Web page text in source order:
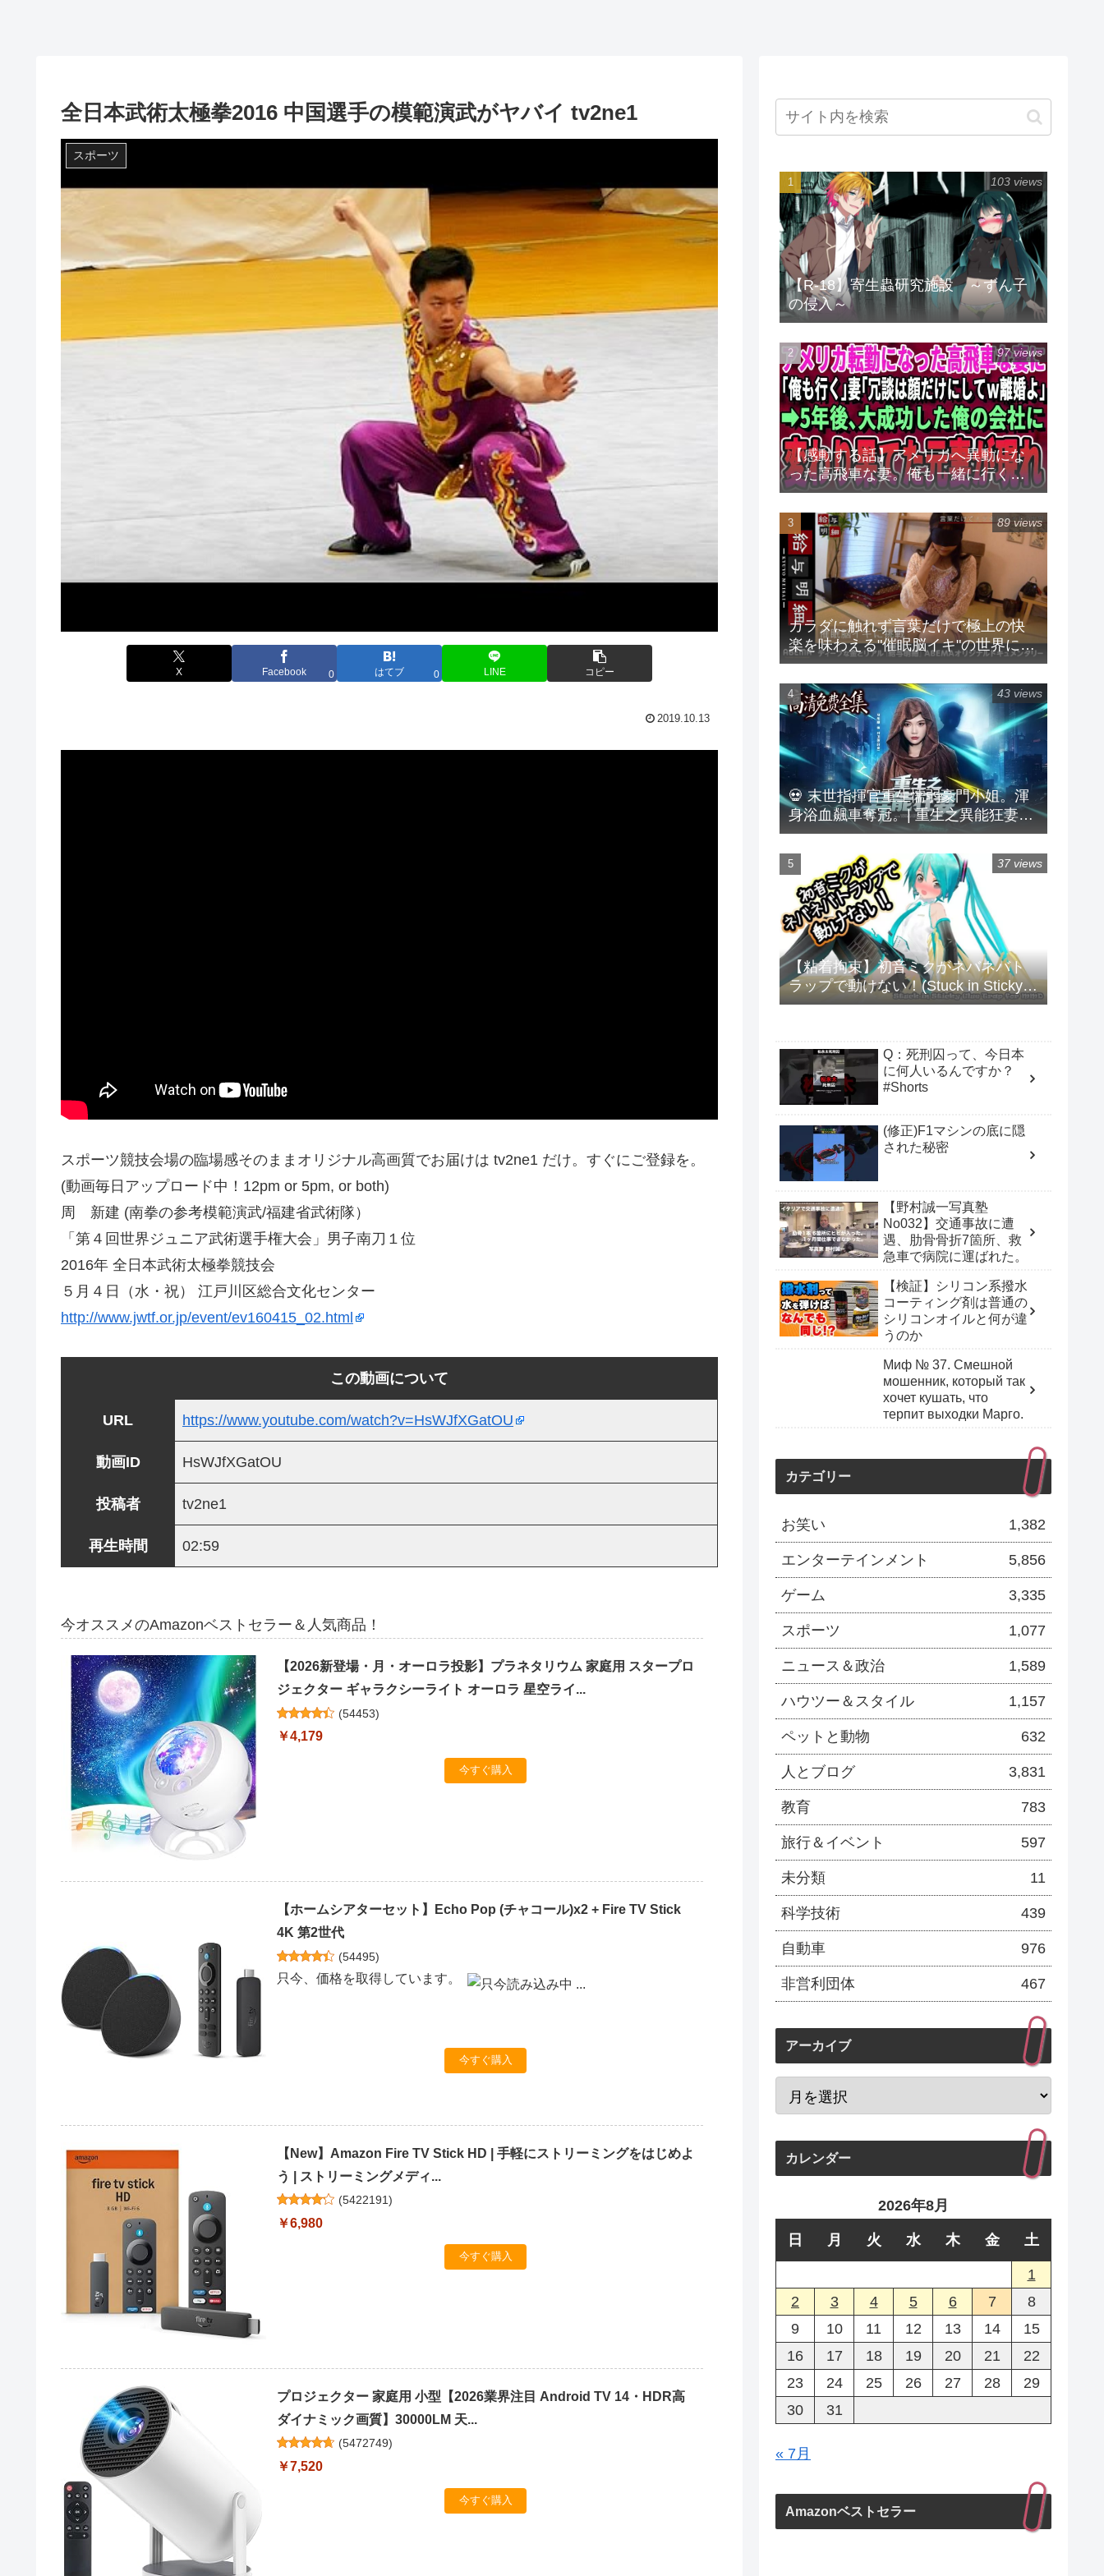
全日本武術太極拳2016 中国選手の模範演武がヤバイ tv2ne1
スポーツ
X Facebook 0 はてブ 0 LINE コピー
2019.10.13
スポーツ競技会場の臨場感そのままオリジナル高画質でお届けは tv2ne1 だけ。すぐにご登録を。
(動画毎日アップロード中！12pm or 5pm, or both)
周 新建 (南拳の参考模範演武/福建省武術隊）
「第４回世界ジュニア武術選手権大会」男子南刀１位
2016年 全日本武術太極拳競技会
５月４日（水・祝） 江戸川区総合文化センター
http://www.jwtf.or.jp/event/ev160415_02.html
この動画について
URL https://www.youtube.com/watch?v=HsWJfXGatOU
動画ID HsWJfXGatOU
投稿者 tv2ne1
再生時間 02:59
今オススメのAmazonベストセラー＆人気商品！
【2026新登場・月・オーロラ投影】プラネタリウム 家庭用 スタープロ
ジェクター ギャラクシーライト オーロラ 星空ライ...
(54453)
￥4,179
今すぐ購入
【ホームシアターセット】Echo Pop (チャコール)x2 + Fire TV Stick
4K 第2世代
(54495)
只今、価格を取得しています。
今すぐ購入
【New】Amazon Fire TV Stick HD | 手軽にストリーミングをはじめよ
う | ストリーミングメディ...
(5422191)
￥6,980
今すぐ購入
プロジェクター 家庭用 小型【2026業界注目 Android TV 14・HDR高
ダイナミック画質】30000LM 天...
(5472749)
￥7,520
今すぐ購入
【R-18】寄生蟲研究施設 ～ずん子
の侵入～
103 views
【感動する話】アメリカへ異動にな
った高飛車な妻。俺も一緒に行くと
言うと「冗談は顔だけにしてｗ離婚
よ」→5年後、俺が大成功した会社に
変わり果てた元妻がやって来て
97 views
カラダに触れず言葉だけで極上の快
楽を味わえる"催眠脳イキ"の世界に潜
入♡プロが現役グラドルに催眠をか
けるとまさかの展開に！『給与明細
#105』毎週日曜24時放送中！
89 views
💀 末世指揮官重生懦弱豪門小姐。渾
身浴血飆車奪冠。| 重生之異能狂妻
#DualCultivation
43 views
【粘着拘束】初音ミクがネバネバト
ラップで動けない！(Stuck in Sticky
Glue Trap for MMD)
37 views
Q：死刑囚って、今日本
に何人いるんですか？
#Shorts
(修正)F1マシンの底に隠
された秘密
【野村誠一写真塾
No032】交通事故に遭
遇、肋骨骨折7箇所、救
急車で病院に運ばれた。
【検証】シリコン系撥水
コーティング剤は普通の
シリコンオイルと何が違
うのか
Миф № 37. Смешной
мошенник, который так
хочет кушать, что
терпит выходки Марго.
カテゴリー
お笑い 1,382
エンターテインメント 5,856
ゲーム 3,335
スポーツ 1,077
ニュース＆政治 1,589
ハウツー＆スタイル 1,157
ペットと動物 632
人とブログ 3,831
教育 783
旅行＆イベント 597
未分類 11
科学技術 439
自動車 976
非営利団体 467
アーカイブ
カレンダー
2026年8月
日 月 火 水 木 金 土
1
2
3 4 5 6 7
8
9
10 11 12 13 14
15
16
17 18 19 20 21
22
23
24 25 26 27 28
29
30
31
« 7月
Amazonベストセラー